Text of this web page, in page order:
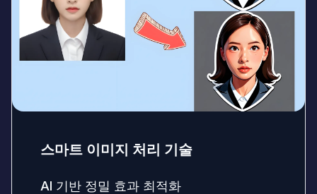
스마트 이미지 처리 기술
AI 기반 정밀 효과 최적화